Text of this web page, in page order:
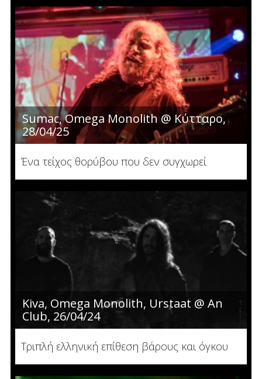
Sumac, Omega Monolith @ Κύτταρο,
28/04/25
Ένα τείχος θορύβου που δεν συγχωρεί
Kiva, Omega Monolith, Urstaat @ An
Club, 26/04/24
Τριπλή ελληνική επίθεση βάρους και όγκου